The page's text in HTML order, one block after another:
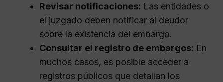
Revisar notificaciones: Las entidades o
el juzgado deben notificar al deudor
sobre la existencia del embargo.
Consultar el registro de embargos: En
muchos casos, es posible acceder a
registros públicos que detallan los